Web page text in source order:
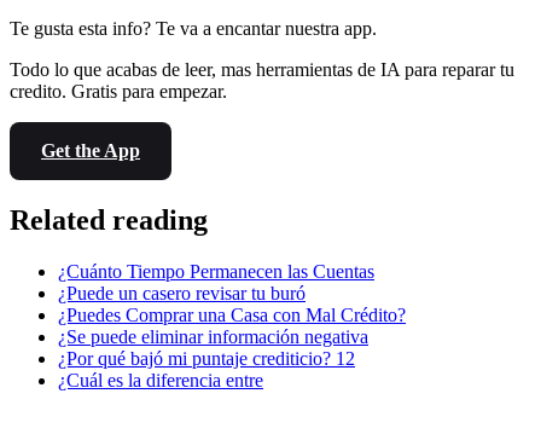
Te gusta esta info? Te va a encantar nuestra app.
Todo lo que acabas de leer, mas herramientas de IA para reparar tu
credito. Gratis para empezar.
Get the App
Related reading
¿Cuánto Tiempo Permanecen las Cuentas
¿Puede un casero revisar tu buró
¿Puedes Comprar una Casa con Mal Crédito?
¿Se puede eliminar información negativa
¿Por qué bajó mi puntaje crediticio? 12
¿Cuál es la diferencia entre